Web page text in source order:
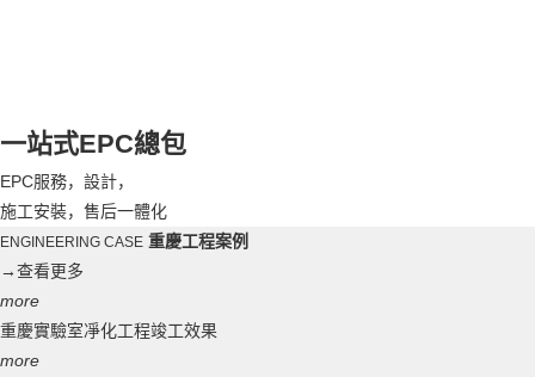
一站式EPC總包
EPC服務，設計，
施工安裝，售后一體化
ENGINEERING CASE 重慶工程案例
→查看更多
more
重慶實驗室凈化工程竣工效果
more